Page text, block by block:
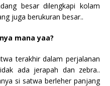
besar dilengkapi kolam
juga berukuran besar..
mana yaa?
terakhir dalam perjalanan
ada jerapah dan zebra..
si satwa berleher panjang